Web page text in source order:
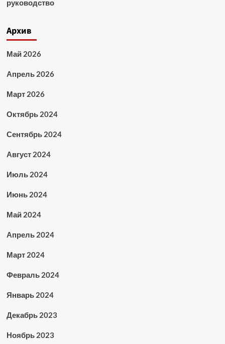
руководство
Архив
Май 2026
Апрель 2026
Март 2026
Октябрь 2024
Сентябрь 2024
Август 2024
Июль 2024
Июнь 2024
Май 2024
Апрель 2024
Март 2024
Февраль 2024
Январь 2024
Декабрь 2023
Ноябрь 2023